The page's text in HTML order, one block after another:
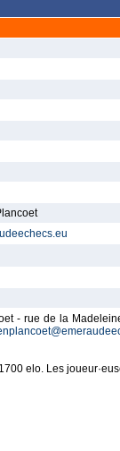
- rue de la
elo. Les